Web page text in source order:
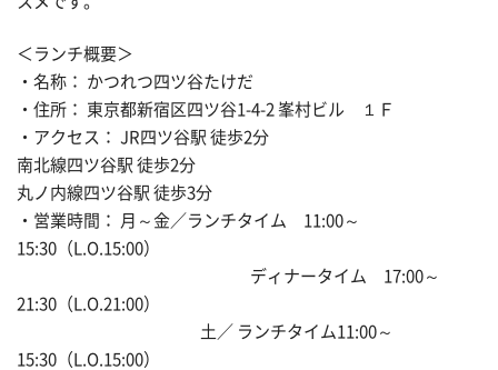
＜ランチ概要＞
・名称： かつれつ四ツ谷たけだ
・住所： 東京都新宿区四ツ谷1-4-2 峯村ビル １Ｆ
・アクセス： JR四ツ谷駅 徒歩2分
南北線四ツ谷駅 徒歩2分
丸ノ内線四ツ谷駅 徒歩3分
・営業時間： 月～金／ランチタイム 11:00～
15:30（L.O.15:00）
ディナータイム 17:00～
21:30（L.O.21:00）
土／ ランチタイム11:00～
15:30（L.O.15:00）